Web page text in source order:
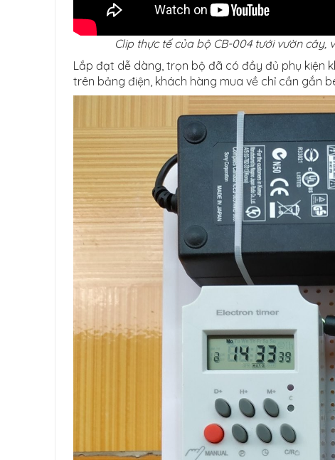
Clip thực tế của bộ CB-004 tưới vườn
Lắp đạt dễ dàng, trọn bộ đã có đầy đủ phụ kiện
trên bảng điện, khách hàng mua về chỉ cần gắn